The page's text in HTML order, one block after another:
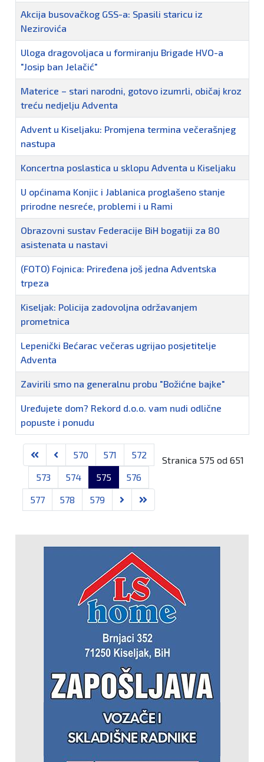
Članci
Akcija busovačkog GSS-a: Spasili staricu iz
Nezirovića
Uloga dragovoljaca u formiranju Brigade HVO-a
"Josip ban Jelačić"
Materice – stari narodni, gotovo izumrli, običaj kroz
treću nedjelju Adventa
Advent u Kiseljaku: Promjena termina večerašnjeg
nastupa
Koncertna poslastica u sklopu Adventa u Kiseljaku
U općinama Konjic i Jablanica proglašeno stanje
prirodne nesreće, problemi i u Rami
Obrazovni sustav Federacije BiH bogatiji za 80
asistenata u nastavi
(FOTO) Fojnica: Priređena još jedna Adventska
trpeza
Kiseljak: Policija zadovoljna održavanjem
prometnica
Lepenički Bećarac večeras ugrijao posjetitelje
Adventa
Zavirili smo na generalnu probu "Božićne bajke"
Uređujete dom? Rekord d.o.o. vam nudi odlične
popuste i ponudu
Stranica 575 od 651
570 571
572
573
574 575
576
577
578 579